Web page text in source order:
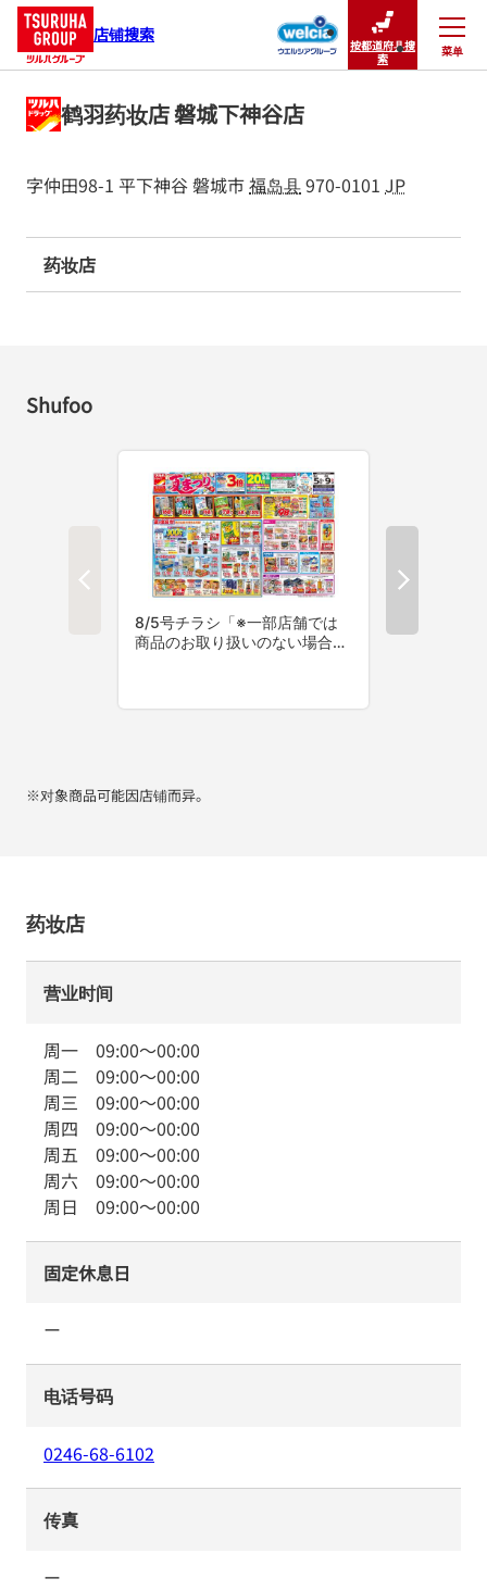
店铺搜索
按都道府县搜
索
菜单
关闭
鹤羽药妆店 磐城下神谷店
字仲田98-1 平下神谷磐城市福岛县970-0101 JP
药妆店
Shufoo
※对象商品可能因店铺而异。
药妆店
营业时间
周一 09:00～00:00
周二 09:00～00:00
周三 09:00～00:00
周四 09:00～00:00
周五 09:00～00:00
周六 09:00～00:00
周日 09:00～00:00
固定休息日
ー
电话号码
0246-68-6102
传真
ー